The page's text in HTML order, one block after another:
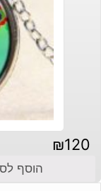
₪120
הוסף